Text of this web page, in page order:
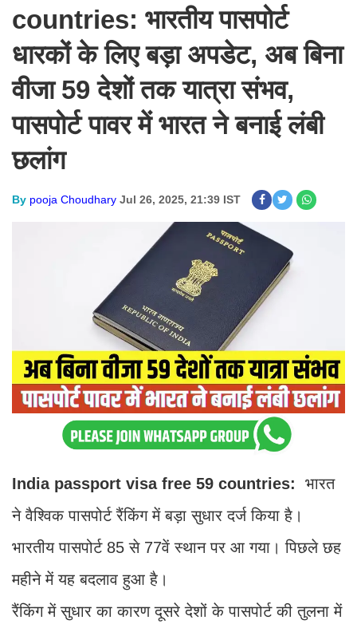
countries: भारतीय पासपोर्ट
धारकों के लिए बड़ा अपडेट, अब बिना
वीजा 59 देशों तक यात्रा संभव,
पासपोर्ट पावर में भारत ने बनाई लंबी
छलांग
By pooja Choudhary Jul 26, 2025, 21:39 IST
India passport visa free 59 countries: भारत
ने वैश्विक पासपोर्ट रैंकिंग में बड़ा सुधार दर्ज किया है।
भारतीय पासपोर्ट 85 से 77वें स्थान पर आ गया। पिछले छह
महीने में यह बदलाव हुआ है।
रैंकिंग में सुधार का कारण दूसरे देशों के पासपोर्ट की तुलना में